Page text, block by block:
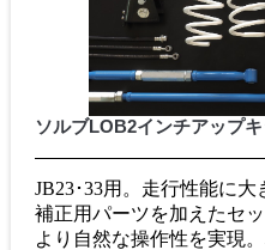
ソルブLOB2インチアップ
JB23･33用。走行性能に
補正用パーツを加えたセ
より自然な操作性を実現